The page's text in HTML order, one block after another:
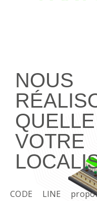
NOUS
VOTRE
CODE LINE